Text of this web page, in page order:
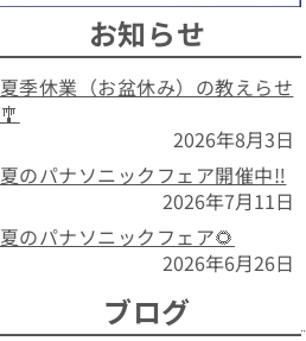
お知らせ
夏季休業（お盆休み）の教えらせ
🎐
2026年8月3日
夏のパナソニックフェア開催中‼️
2026年7月11日
夏のパナソニックフェア🌻
2026年6月26日
ブログ